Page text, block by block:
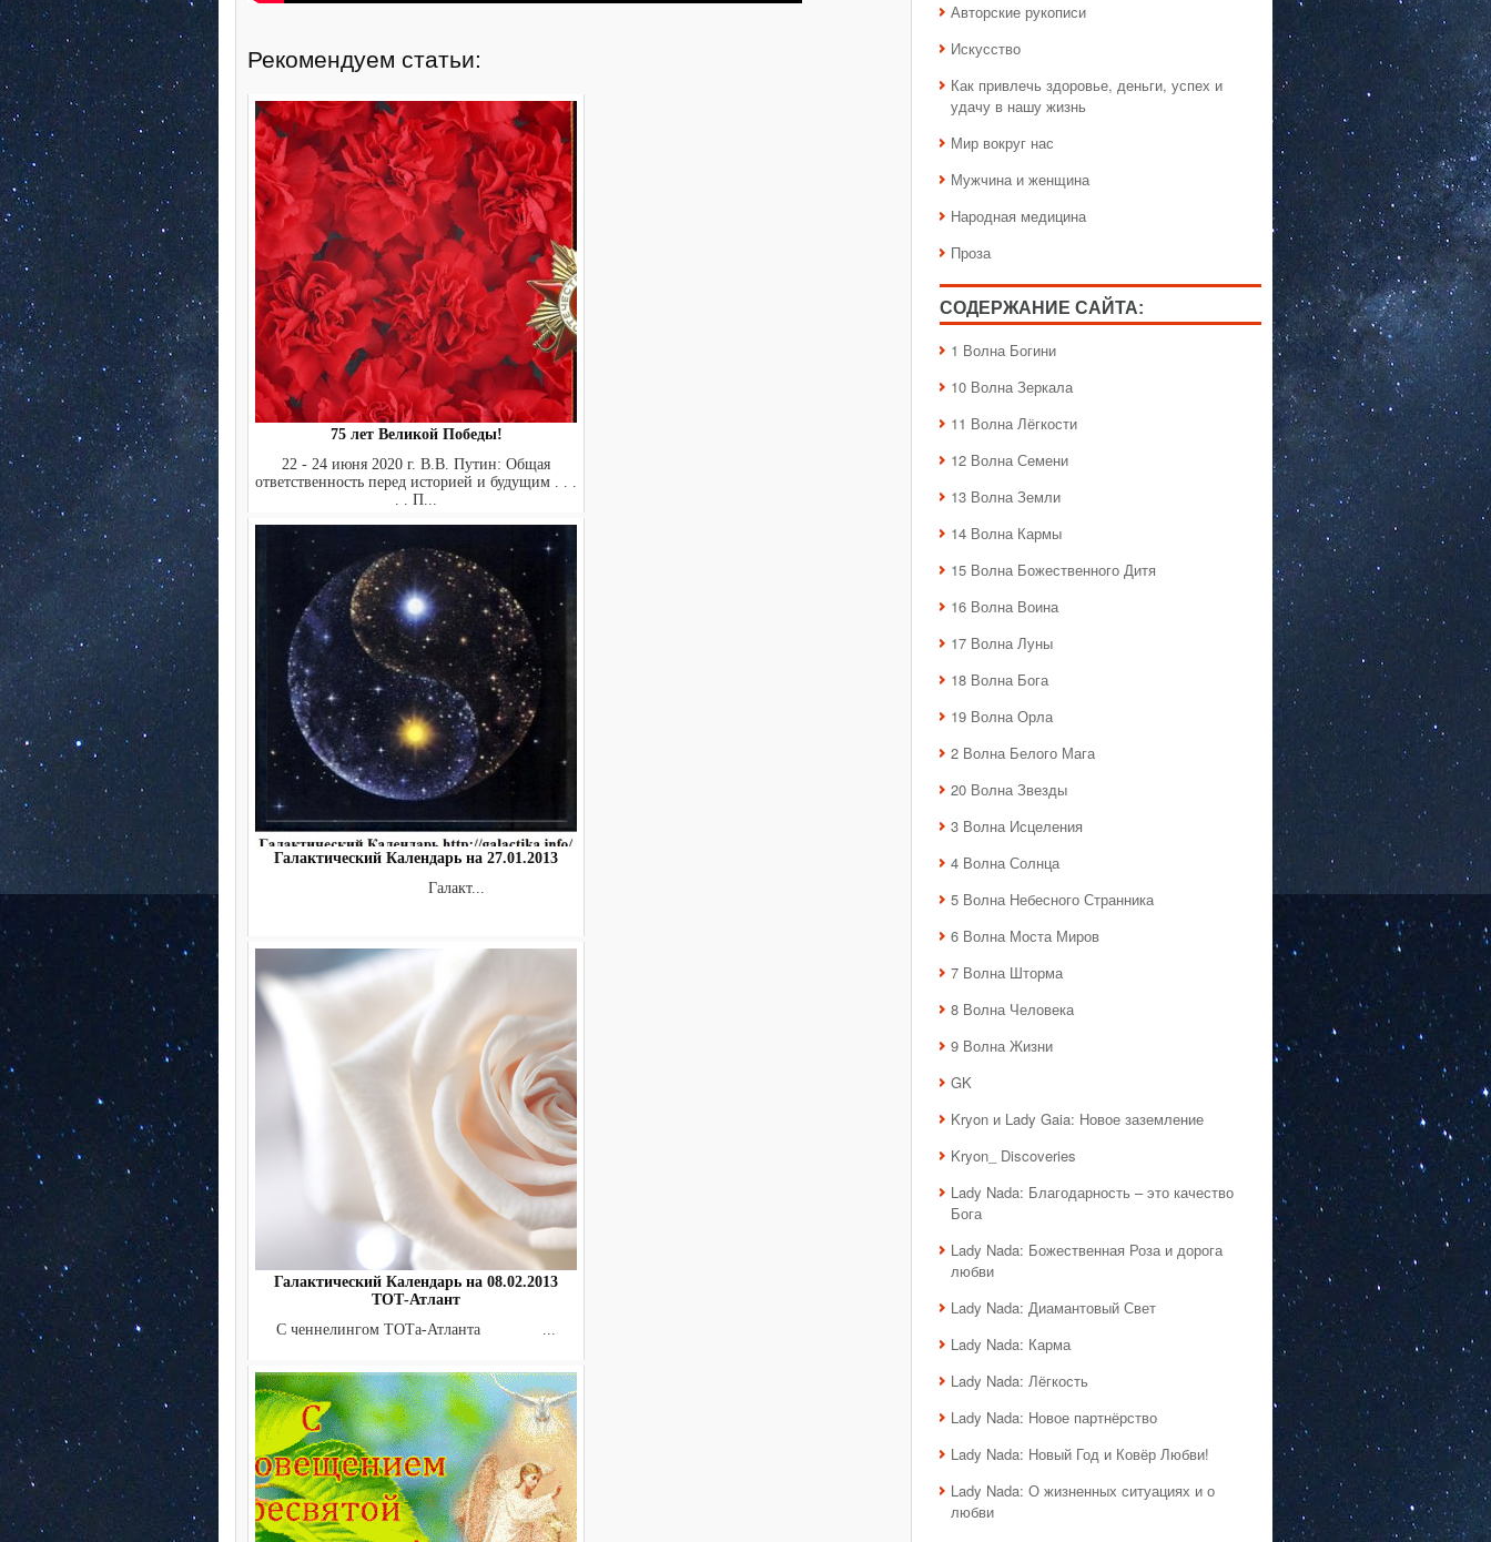
Рекомендуем статьи:
75 лет Великой Победы!
22 - 24 июня 2020 г. В.В. Путин: Общая
ответственность перед историей и будущим . . .
. . П...
Галактический Календарь на 27.01.2013
Галакт...
Галактический Календарь на 08.02.2013
ТОТ-Атлант
С ченнелингом ТОТа-Атланта ...
Авторские рукописи
Искусство
Как привлечь здоровье, деньги, успех и
удачу в нашу жизнь
Мир вокруг нас
Мужчина и женщина
Народная медицина
Проза
СОДЕРЖАНИЕ САЙТА:
1 Волна Богини
10 Волна Зеркала
11 Волна Лёгкости
12 Волна Семени
13 Волна Земли
14 Волна Кармы
15 Волна Божественного Дитя
16 Волна Воина
17 Волна Луны
18 Волна Бога
19 Волна Орла
2 Волна Белого Мага
20 Волна Звезды
3 Волна Исцеления
4 Волна Солнца
5 Волна Небесного Странника
6 Волна Моста Миров
7 Волна Шторма
8 Волна Человека
9 Волна Жизни
GK
Kryon и Lady Gaia: Новое заземление
Kryon_ Discoveries
Lady Nada: Благодарность – это качество
Бога
Lady Nada: Божественная Роза и дорога
любви
Lady Nada: Диамантовый Свет
Lady Nada: Карма
Lady Nada: Лёгкость
Lady Nada: Новое партнёрство
Lady Nada: Новый Год и Ковёр Любви!
Lady Nada: О жизненных ситуациях и о
любви